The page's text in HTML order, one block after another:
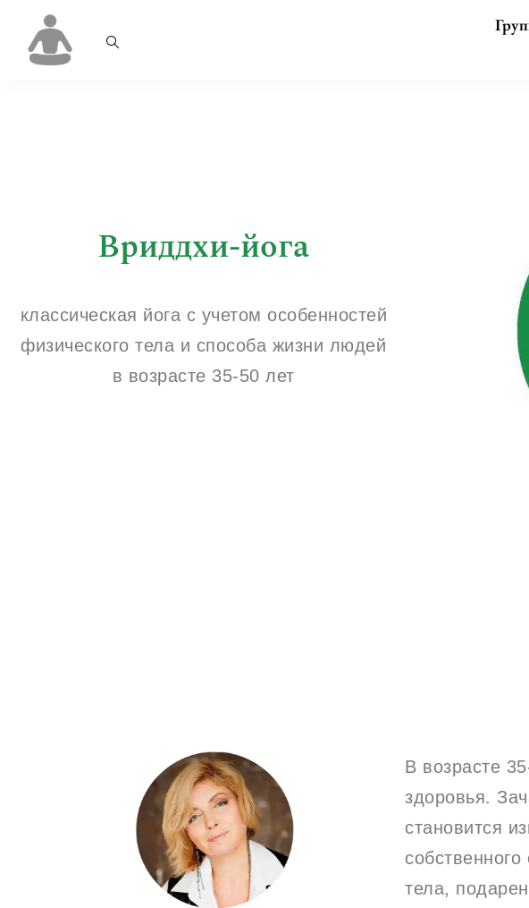
Вриддхи-йога
классическая йога с учетом особенностей
физического тела и способа жизни людей
в возрасте 35-50 лет
В возрасте
здоровья.
становится
тела,